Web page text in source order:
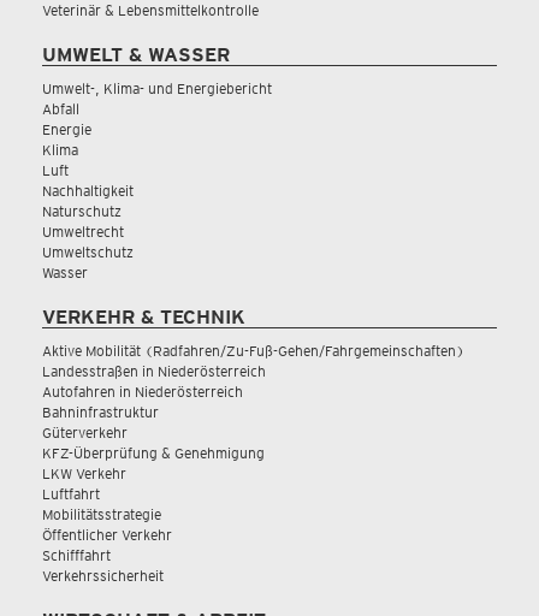
Veterinär & Lebensmittelkontrolle
UMWELT & WASSER
Umwelt-, Klima- und Energiebericht
Abfall
Energie
Klima
Luft
Nachhaltigkeit
Naturschutz
Umweltrecht
Umweltschutz
Wasser
VERKEHR & TECHNIK
Aktive Mobilität (Radfahren/Zu-Fuß-Gehen/Fahrgemeinschaften)
Landesstraßen in Niederösterreich
Autofahren in Niederösterreich
Bahninfrastruktur
Güterverkehr
KFZ-Überprüfung & Genehmigung
LKW Verkehr
Luftfahrt
Mobilitätsstrategie
Öffentlicher Verkehr
Schifffahrt
Verkehrssicherheit